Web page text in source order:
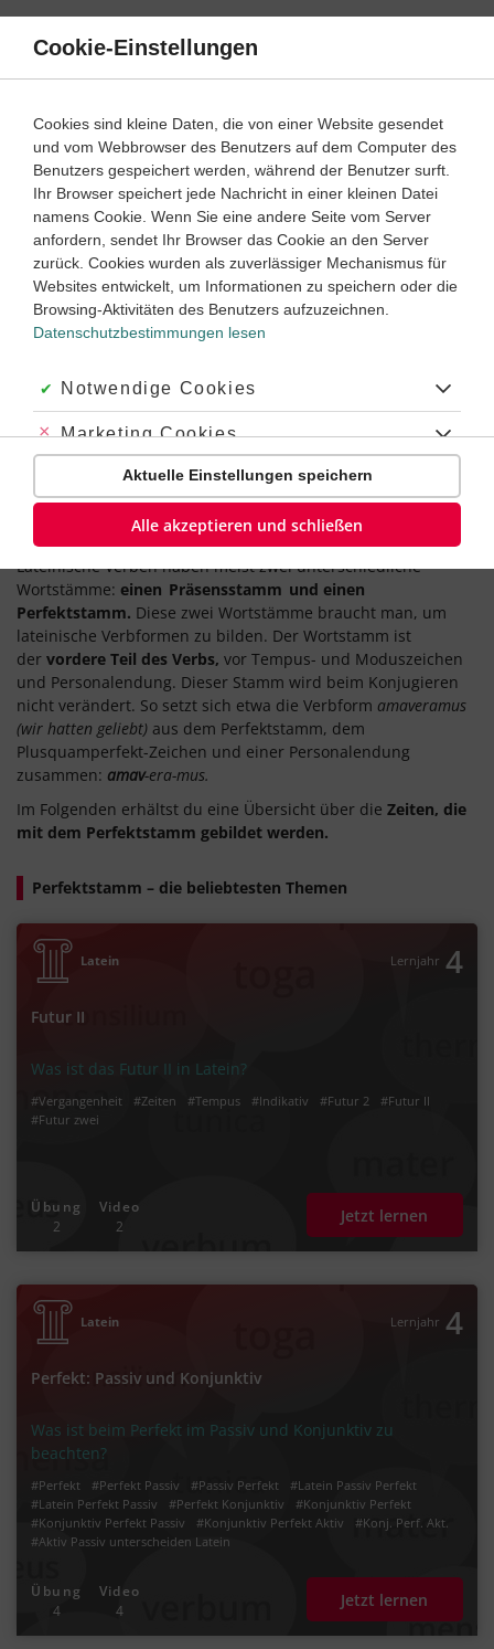
Direkt
Inhalt
Perfektstamm einfach erklärt
Lernjahr 4
Was ist der Perfektstamm?
Perfektstamm in Latein – ein Überblick
Welche Arten der Perfektbildung gibt es?
Was ist das Plusquamperfekt?
Was ist das Futur II?
Warum den Perfektstamm lernen?
Was ist der Perfektstamm?
Lateinische Verben haben meist zwei unterschiedliche
Wortstämme: einen Präsensstamm und einen
Perfektstamm. Diese zwei Wortstämme braucht man, um
lateinische Verbformen zu bilden. Der Wortstamm ist
der vordere Teil des Verbs, vor Tempus- und Moduszeichen
und Personalendung. Dieser Stamm wird beim Konjugieren
nicht verändert. So setzt sich etwa die Verbform amaveramus
(wir hatten geliebt) aus dem Perfektstamm, dem
Plusquamperfekt-Zeichen und einer Personalendung
zusammen: amav-era-mus.
Im Folgenden erhältst du eine Übersicht über die Zeiten, die
mit dem Perfektstamm gebildet werden.
Perfektstamm – die beliebtesten Themen
Latein Lernjahr 4
Futur II
Was ist das Futur II in Latein?
#Vergangenheit #Zeiten #Tempus #Indikativ #Futur 2
#Futur II
#Futur zwei
Übung
2
Video
2
Jetzt lernen
Latein Lernjahr 4
Perfekt: Passiv und Konjunktiv
Was ist beim Perfekt im Passiv und Konjunktiv zu
beachten?
#Perfekt #Perfekt Passiv #Passiv Perfekt
#Latein Passiv Perfekt
#Latein Perfekt Passiv
#Perfekt Konjunktiv
#Konjunktiv Perfekt
#Konjunktiv Perfekt Passiv
#Konjunktiv Perfekt Aktiv
#Konj. Perf. Akt.
#Aktiv Passiv unterscheiden Latein
Übung
4
Video
4
Jetzt lernen
Cookie-Einstellungen
Cookies sind kleine Daten, die von einer Website gesendet
und vom Webbrowser des Benutzers auf dem Computer des
Benutzers gespeichert werden, während der Benutzer surft.
Ihr Browser speichert jede Nachricht in einer kleinen Datei
namens Cookie. Wenn Sie eine andere Seite vom Server
anfordern, sendet Ihr Browser das Cookie an den Server
zurück. Cookies wurden als zuverlässiger Mechanismus für
Websites entwickelt, um Informationen zu speichern oder die
Browsing-Aktivitäten des Benutzers aufzuzeichnen.
Datenschutzbestimmungen lesen
Akzeptiert:
Notwendige Cookies
Abgelehnt:
Marketing Cookies
Abgelehnt:
Personalisierungs-Cookies
Aktuelle Einstellungen speichern
Alle akzeptieren und schließen